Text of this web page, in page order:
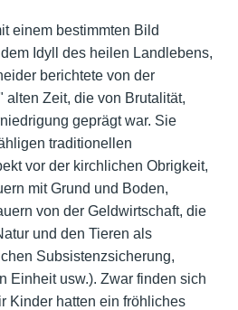
einem bestimmten Bild
Idyll des heilen Landlebens,
berichtete von der
Zeit, die von Brutalität,
geprägt war. Sie
traditionellen
vor der kirchlichen Obrigkeit,
mit Grund und Boden,
von der Geldwirtschaft, die
und den Tieren als
Subsistenzsicherung,
Einheit usw.). Zwar finden sich
Kinder hatten ein fröhliches